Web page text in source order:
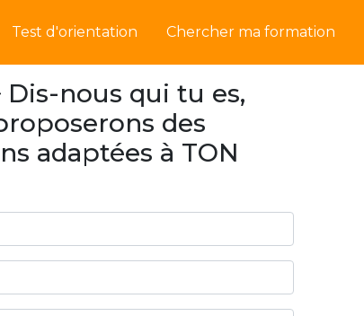
Test d'orientation Chercher ma formation
Dis-nous qui tu es,
des
adaptées à TON